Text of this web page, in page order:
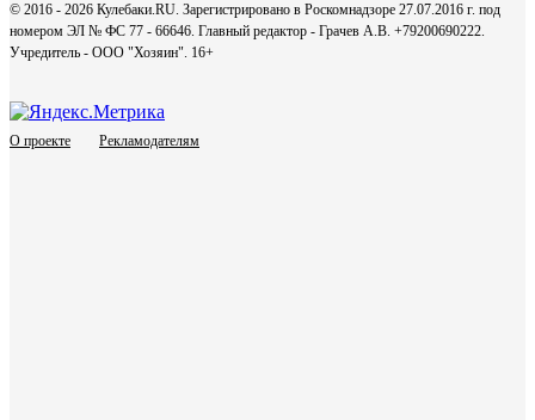
© 2016 - 2026 Кулебаки.RU. Зарегистрировано в Роскомнадзоре 27.07.2016 г. под
номером ЭЛ № ФС 77 - 66646. Главный редактор - Грачев А.В. +79200690222.
Учредитель - ООО "Хозяин". 16+
О проекте Рекламодателям